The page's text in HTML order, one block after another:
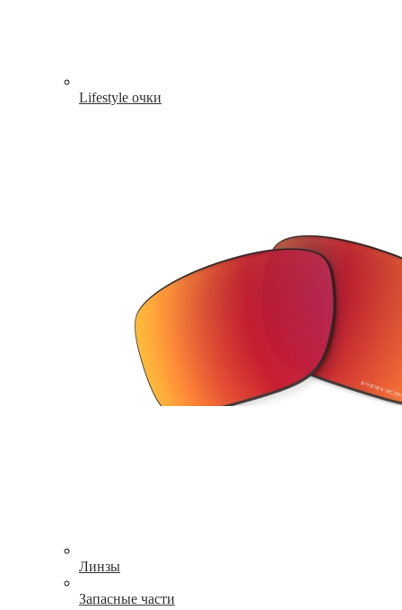
Lifestyle очки
Линзы
Запасные части